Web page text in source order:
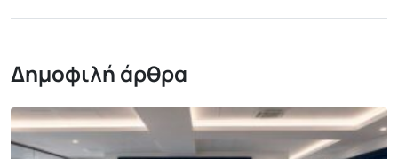
Δημοφιλή άρθρα